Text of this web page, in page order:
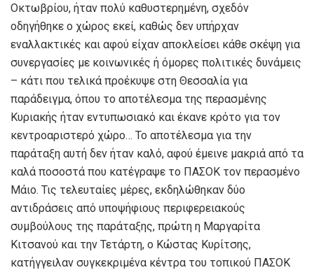
Οκτωβρίου, ήταν πολύ καθυστερημένη, σχεδόν
οδηγήθηκε ο χώρος εκεί, καθώς δεν υπήρχαν
εναλλακτικές και αφού είχαν αποκλείσει κάθε σκέψη για
συνεργασίες με κοινωνικές ή όμορες πολιτικές δυνάμεις
– κάτι που τελικά προέκυψε στη Θεσσαλία για
παράδειγμα, όπου το αποτέλεσμα της περασμένης
Κυριακής ήταν εντυπωσιακό και έκανε κρότο για τον
κεντροαριστερό χώρο… Το αποτέλεσμα για την
παράταξη αυτή δεν ήταν καλό, αφού έμεινε μακριά από τα
καλά ποσοστά που κατέγραψε το ΠΑΣΟΚ τον περασμένο
Μάιο. Τις τελευταίες μέρες, εκδηλώθηκαν δύο
αντιδράσεις από υποψήφιους περιφερειακούς
συμβούλους της παράταξης, πρώτη η Μαργαρίτα
Κιτσανού και την Τετάρτη, ο Κώστας Κυρίτσης,
κατήγγειλαν συγκεκριμένα κέντρα του τοπικού ΠΑΣΟΚ